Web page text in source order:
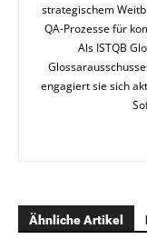
strategischem
QA-Prozesse für
Als ISTQB
engagiert sie sich
Ähnliche Artikel